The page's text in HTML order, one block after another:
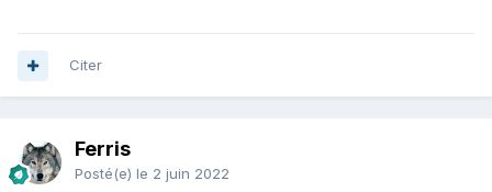
Citer
Ferris
Posté(e) le 2 juin 2022